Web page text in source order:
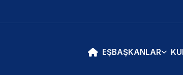
EŞBAŞKANLAR